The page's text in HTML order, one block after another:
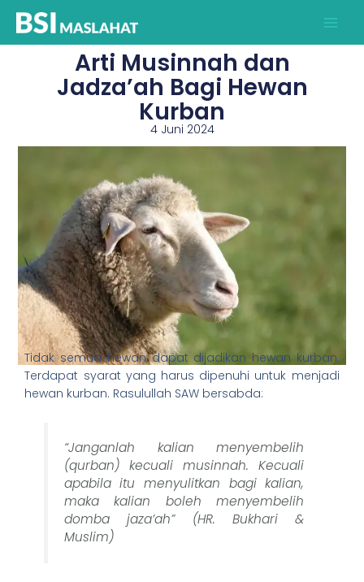
Lewati
Arti Musinnah dan
Jadza’ah Bagi Hewan
Kurban
4 Juni 2024
Tidak semua hewan dapat dijadikan hewan kurban.
Terdapat syarat yang harus dipenuhi untuk menjadi
hewan kurban. Rasulullah SAW bersabda:
“Janganlah kalian menyembelih
(qurban) kecuali musinnah. Kecuali
apabila itu menyulitkan bagi kalian,
maka kalian boleh menyembelih
domba jaza’ah” (HR. Bukhari &
Muslim)